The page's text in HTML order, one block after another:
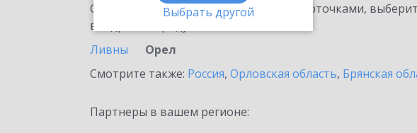
Выбрать другой
Ознакомьтесь с информационными карточками,
внедрение продукта.
Ливны
Орел
Смотрите также: Россия, Орловская область, Брянская
Партнеры в вашем регионе: